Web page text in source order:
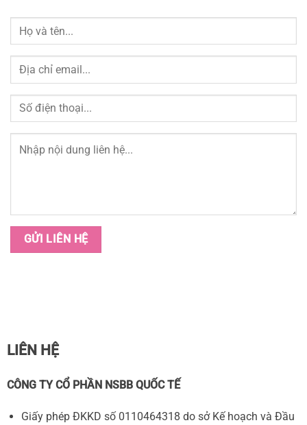
LIÊN HỆ
CÔNG TY CỔ PHẦN NSBB QUỐC TẾ
Giấy phép ĐKKD số 0110464318 do sở Kế hoạch và Đầu